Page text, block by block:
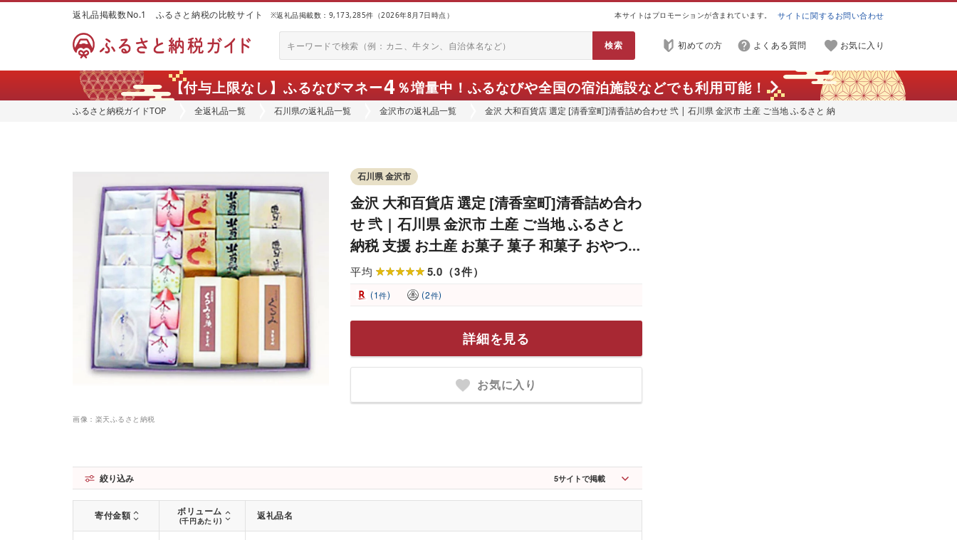
返礼品掲載数No.1 ふるさと納税の比較サイト ※返礼品掲載数：9,173,285件（2026年8月7日時点） 本サイトはプロモーションが含まれています。 サイトに関するお問い合わせ
初めての方 よくある質問 お気に入り
【付与上限なし】ふるなびマネー4％増量中！ ふるなびや全国の宿泊施設などでも利用可能！
ふるさと納税ガイドTOP 全返礼品一覧 石川県の返礼品一覧 金沢市の返礼品一覧
金沢 大和百貨店 選定 [清香室町]清香詰め合わせ 弐 | 石川県 金沢市 土産 ご当地 ふるさと 納
画像：楽天ふるさと納税
石川県 金沢市
金沢 大和百貨店 選定 [清香室町]清香詰め合わ
せ 弐 | 石川県 金沢市 土産 ご当地 ふるさと
納税 支援 お土産 お菓子 菓子 和菓子 おやつ
スイーツ お取り寄せスイーツ 取り寄せ ご当
地スイーツ ご当地おみやげ おうち時間 おす
平均 5.0 （3件）
(1件) (2件)
詳細を見る
お気に入り
絞り込み 5サイトで掲載
寄付金額 ボリューム
(千円あたり) 返礼品名